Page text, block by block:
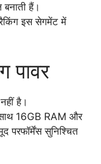
हैं।
इस सेगमेंट में
पावर
है।
16GB RAM और
परफॉर्मेंस सुनिश्चित